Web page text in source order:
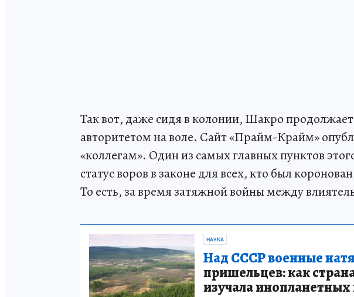
Так вот, даже сидя в колонии, Шакро
авторитетом на воле. Сайт «Прайм-Крайм»
«коллегам». Один из самых главных пунктов
статус воров в законе для всех, кто был
То есть, за время затяжной войны между
НАУКА
Над СССР военные
пришельцев: как
изучала инопланетных